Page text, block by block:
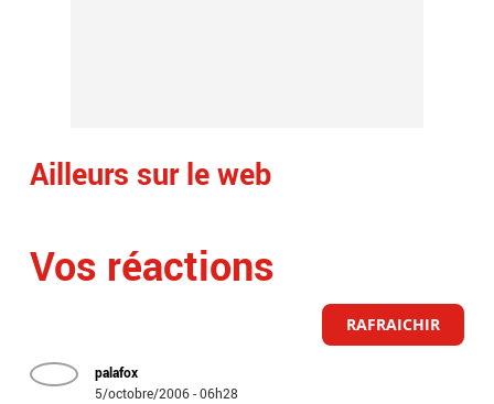
Ailleurs sur le web
Vos réactions
RAFRAICHIR
palafox
5/octobre/2006 - 06h28